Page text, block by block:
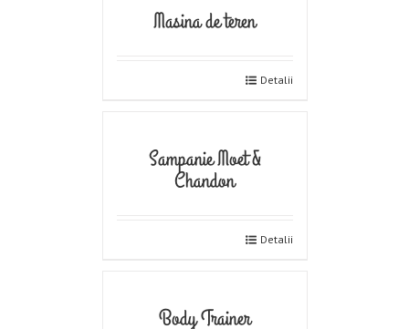
Masina de teren
Detalii
Sampanie Moet &
Chandon
Detalii
Body Trainer